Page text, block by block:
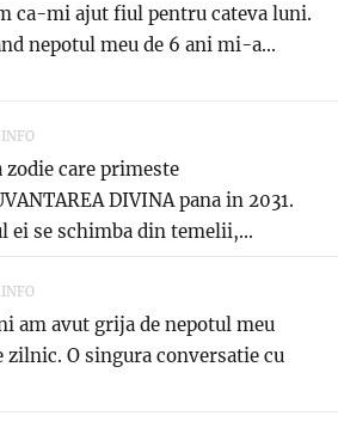
ca-mi ajut fiul pentru cateva luni.
nepotul meu de 6 ani mi-a...
zodie care primeste
DIVINA pana in 2031.
ei se schimba din temelii,...
am avut grija de nepotul meu
zilnic. O singura conversatie cu